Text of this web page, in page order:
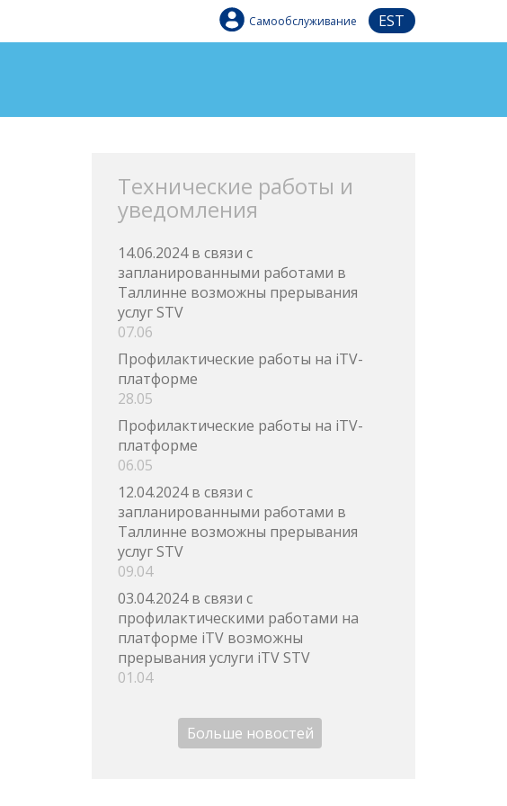
Самообслуживание EST
Технические работы и
уведомления
14.06.2024 в связи с
запланированными работами в
Таллинне возможны прерывания
услуг STV
07.06
Профилактические работы на iTV-
платформе
28.05
Профилактические работы на iTV-
платформе
06.05
12.04.2024 в связи с
запланированными работами в
Таллинне возможны прерывания
услуг STV
09.04
03.04.2024 в связи с
профилактическими работами на
платформе iTV возможны
прерывания услуги iTV STV
01.04
Больше новостей